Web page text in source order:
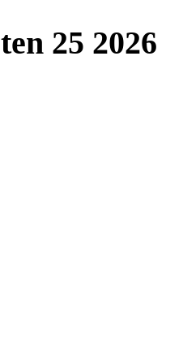
25 2026